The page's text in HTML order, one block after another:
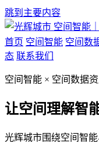
跳到主要内容
空间智能
首页 空间智能 空间数
态 联系我们
空间智能 × 空间数据
让空间理解智
光辉城市围绕空间智